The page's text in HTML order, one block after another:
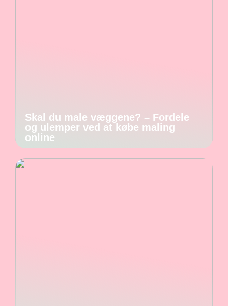
Skal du male væggene? – Fordele
og ulemper ved at købe maling
online